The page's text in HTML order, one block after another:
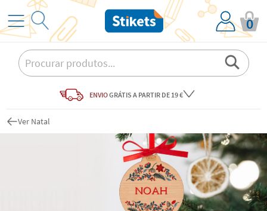
0
ENVIOGRÁTIS A PARTIR DE 19 €
Ver Natal